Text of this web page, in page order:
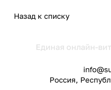
Назад к списку
Россия,